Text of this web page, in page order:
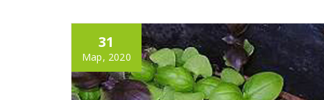
31
Мар, 2020